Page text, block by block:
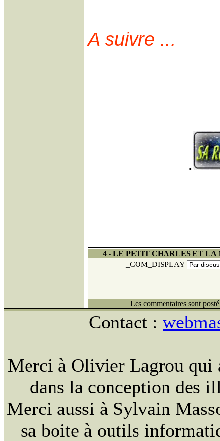
A suivre ...
.
4 - LE PETIT CHARLES ET LA
_COM_DISPLAY
Les commentaires sont
Contact :
Merci à Olivier Lagrou qui
dans la conception des
Merci aussi à Sylvain
sa boite à outils